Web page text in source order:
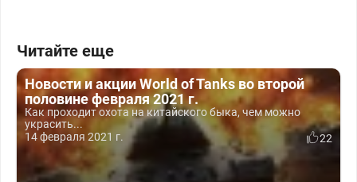
Читайте еще
Новости и акции World of Tanks во второй
половине февраля 2021 г.
Как проходит охота на китайского быка, чем можно
украсить...
14 февраля 2021 г.
22